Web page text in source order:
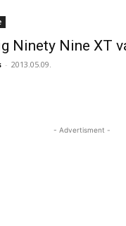
Ninety Nine XT
- 2013.05.09.
- Advertisment -